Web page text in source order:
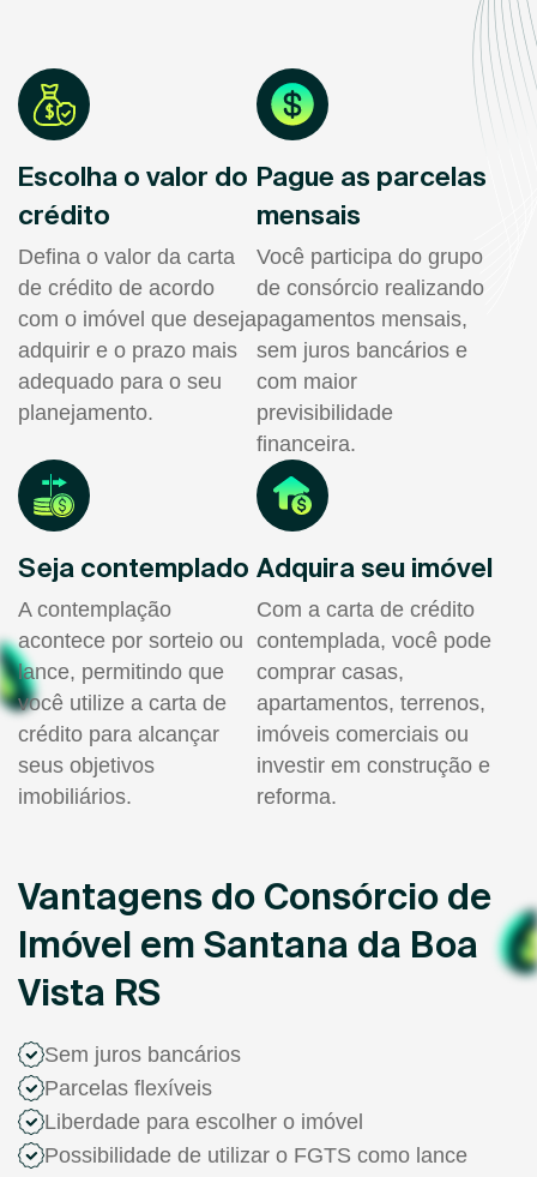
Escolha o valor do
crédito
Defina o valor da carta
de crédito de acordo
com o imóvel que deseja
adquirir e o prazo mais
adequado para o seu
planejamento.
Pague as parcelas
mensais
Você participa do grupo
de consórcio realizando
pagamentos mensais,
sem juros bancários e
com maior
previsibilidade
financeira.
Seja contemplado
A contemplação
acontece por sorteio ou
lance, permitindo que
você utilize a carta de
crédito para alcançar
seus objetivos
imobiliários.
Adquira seu imóvel
Com a carta de crédito
contemplada, você pode
comprar casas,
apartamentos, terrenos,
imóveis comerciais ou
investir em construção e
reforma.
Vantagens do Consórcio de
Imóvel em Santana da Boa
Vista RS
Sem juros bancários
Parcelas flexíveis
Liberdade para escolher o imóvel
Possibilidade de utilizar o FGTS como lance